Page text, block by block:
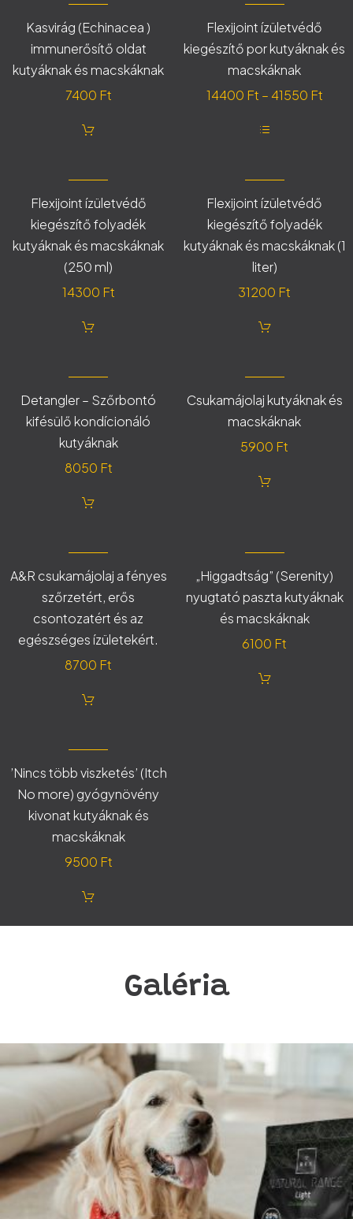
Kasvirág (Echinacea )
immunerősítő oldat
kutyáknak és macskáknak
7400 Ft
Flexijoint ízületvédő
kiegészítő por kutyáknak és
macskáknak
14400 Ft – 41550 Ft
terméknek
variációja
A
változatok
a
termékoldalon
választhatók
ki
Flexijoint ízületvédő
kiegészítő folyadék
kutyáknak és macskáknak
(250 ml)
14300 Ft
Flexijoint ízületvédő
kiegészítő folyadék
kutyáknak és macskáknak (1
liter)
31200 Ft
Detangler – Szőrbontó
kifésülő kondícionáló
kutyáknak
8050 Ft
Csukamájolaj kutyáknak és
macskáknak
5900 Ft
A&R csukamájolaj a fényes
szőrzetért, erős
csontozatért és az
egészséges ízületekért.
8700 Ft
„Higgadtság” (Serenity)
nyugtató paszta kutyáknak
és macskáknak
6100 Ft
’Nincs több viszketés’ (Itch
No more) gyógynövény
kivonat kutyáknak és
macskáknak
9500 Ft
Galéria